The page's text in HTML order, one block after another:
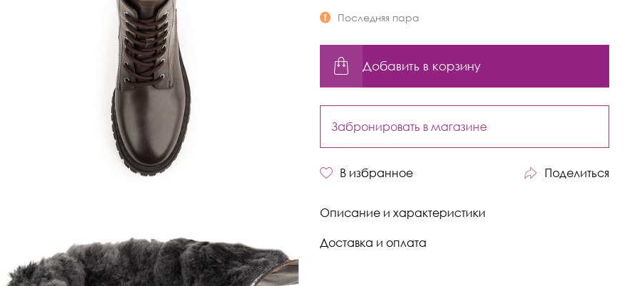
Последняя пара
Добавить в корзину
Забронировать в магазине
В избранное Поделиться
Описание и характеристики
Доставка и оплата